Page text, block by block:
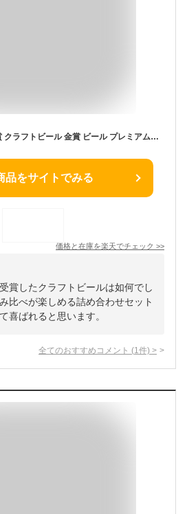
ビール ギフト 世界一受賞 クラフトビール 金賞 ビール プレミアム ヴィンテージビール 入り セット 6種6本 ビール飲み比べ クラフトビール 高級ビール 詰め合わせ ビール贈り物 ビール贈答 ギフトビール おしゃれ ビール 誕生日プレゼント 【BIPA】
品をサイトでみる
価格と在庫を楽天でチェック >>
賞したクラフトビールは如何でし
比べが楽しめる詰め合わせセット
喜ばれると思います。
全てのおすすめコメント (1 件) >